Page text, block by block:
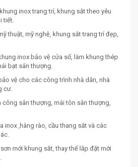
inox trang trí, khung sắt theo yêu
tiết.
thuật, mỹ nghệ, khung sắt trang trí đẹp,
inox bảo vệ cửa sổ, làm khung thép
bạt sân thượng.
vệ cho các công trình nhà dân, nhà
cư.
công sân thượng, mái tôn sân thượng,
inox ,hàng rào, cầu thang sắt và các
mới khung sắt, thay thế lắp đặt mới